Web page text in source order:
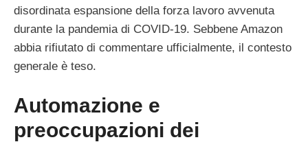
disordinata espansione della forza lavoro avvenuta
durante la pandemia di COVID-19. Sebbene Amazon
abbia rifiutato di commentare ufficialmente, il contesto
generale è teso.
Automazione e
preoccupazioni dei